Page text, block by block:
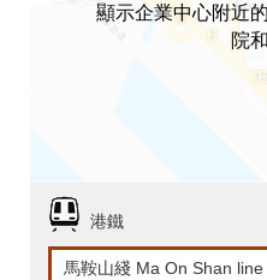
顯示企業中心附近
院
港鐵
馬鞍山綫 Ma On Shan line